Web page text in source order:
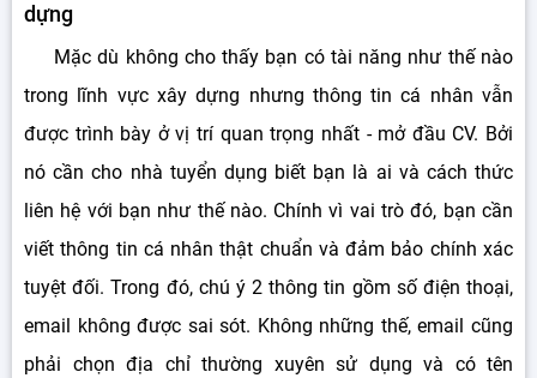
dựng
Mặc dù không cho thấy bạn có tài năng như thế nào
trong lĩnh vực xây dựng nhưng thông tin cá nhân vẫn
được trình bày ở vị trí quan trọng nhất - mở đầu CV. Bởi
nó cần cho nhà tuyển dụng biết bạn là ai và cách thức
liên hệ với bạn như thế nào. Chính vì vai trò đó, bạn cần
viết thông tin cá nhân thật chuẩn và đảm bảo chính xác
tuyệt đối. Trong đó, chú ý 2 thông tin gồm số điện thoại,
email không được sai sót. Không những thế, email cũng
phải chọn địa chỉ thường xuyên sử dụng và có tên